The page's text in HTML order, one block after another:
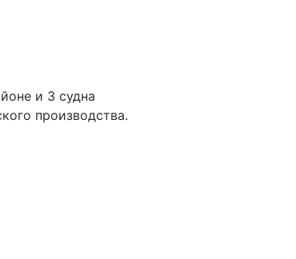
и 3 судна
производства.